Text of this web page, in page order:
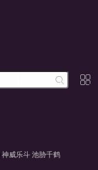
神威乐斗池胁千鹤